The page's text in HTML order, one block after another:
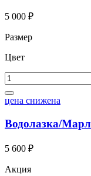
5 000 ₽
Размер
Цвет
цена снижена
Водолазка/
5 600 ₽
Акция